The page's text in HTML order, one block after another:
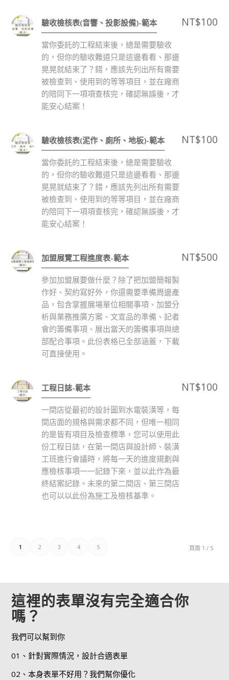
驗收檢核表(音響、投影設備)-範本 NT$100
當你委託的工程結束後，總是需要驗收
的，但你的驗收難道只是這邊看看、那邊
晃晃就結束了？錯，應該先列出所有需要
被檢查到、使用到的等等項目，並在廠商
的陪同下一項項查核完，確認無誤後，才
能安心結案！
驗收檢核表(泥作、廁所、地板)-範本 NT$100
當你委託的工程結束後，總是需要驗收
的，但你的驗收難道只是這邊看看、那邊
晃晃就結束了？錯，應該先列出所有需要
被檢查到、使用到的等等項目，並在廠商
的陪同下一項項查核完，確認無誤後，才
能安心結案！
加盟展覽工程進度表-範本 NT$500
參加加盟展要做什麼？除了把加盟簡報製
作好、契約寫好外，你還需要準備周邊產
品，包含掌握展場單位相關事項、加盟分
析與業務推廣方案、文宣品的準備、記者
會的籌備事項、展出當天的籌備事項與總
部配合事項。此份表格已全部涵蓋，下載
可直接使用。
工程日誌-範本 NT$100
一間店從最初的設計圖到水電裝潢等，每
間店面的規格與需求都不同，但唯一相同
的是皆有項目及檢查標準，您可以使用此
份工程日誌，在第一間店與設計師、裝潢
工班進行會議時，將每一天的進度規劃與
應檢核事項一一記錄下來，並以此作為最
終結案記錄。未來的第二間店、第三間店
也可以以此份為施工及檢核基準。
頁面 1 / 5
1 2 3 4 5
這裡的表單沒有完全適合你
嗎？
我們可以幫到你
01、針對實際情況，設計合適表單
02、本身表單不好用？我們幫你優化